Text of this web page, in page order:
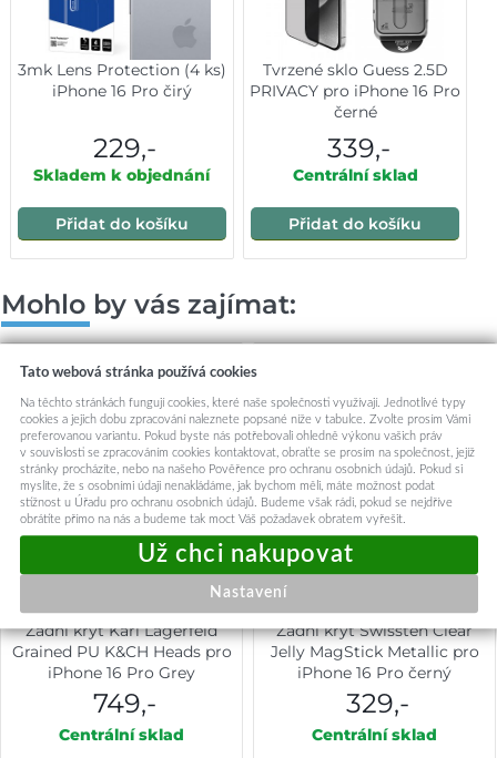
3mk Lens Protection (4 ks)
iPhone 16 Pro čirý
229,-
Skladem k objednání
Přidat do košíku
Tvrzené sklo Guess 2.5D
PRIVACY pro iPhone 16 Pro
černé
339,-
Centrální sklad
Přidat do košíku
Mohlo by vás zajímat:
Zadní kryt Karl Lagerfeld
Grained PU K&CH Heads pro
iPhone 16 Pro Grey
749,-
Centrální sklad
Zadní kryt Swissten Clear
Jelly MagStick Metallic pro
iPhone 16 Pro černý
329,-
Centrální sklad
Tato webová stránka používá cookies
Na těchto stránkách fungují cookies, které naše společnosti využívají. Jednotlivé typy
cookies a jejich dobu zpracování naleznete popsané níže v tabulce. Zvolte prosím Vámi
preferovanou variantu. Pokud byste nás potřebovali ohledně výkonu vašich práv
v souvislosti se zpracováním cookies kontaktovat, obraťte se prosím na společnost, jejíž
stránky procházíte, nebo na našeho Pověřence pro ochranu osobních údajů. Pokud si
myslíte, že s osobními údaji nenakládáme, jak bychom měli, máte možnost podat
stížnost u Úřadu pro ochranu osobních údajů. Budeme však rádi, pokud se nejdříve
obrátíte přímo na nás a budeme tak moct Váš požadavek obratem vyřešit.
Nastavení